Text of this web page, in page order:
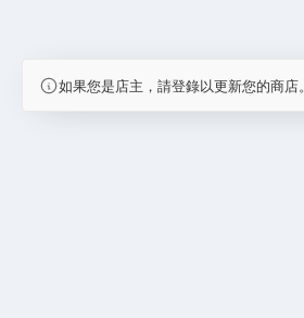
如果您是店主，請登錄以更新您的商店。